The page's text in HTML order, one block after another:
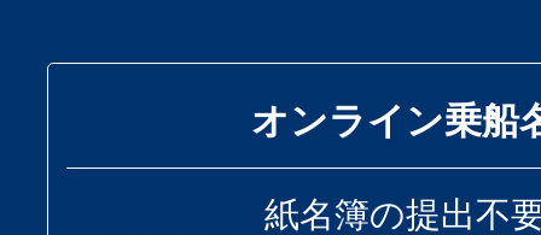
オンライン乗船
紙名簿の提出不